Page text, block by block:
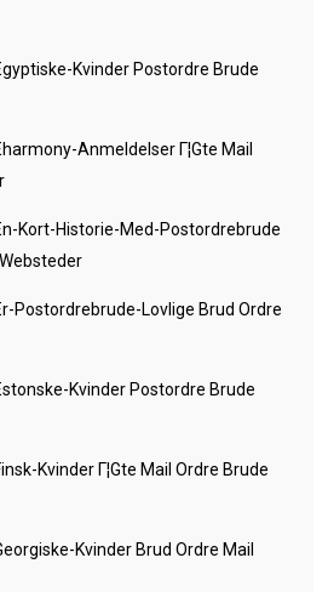
Kvinder Postordre Brude
Anmeldelser Г¦gte Mail
Kort-Historie-Med-Postordrebrude
Postordrebrude-Lovlige Brud Ordre
Kvinder Postordre Brude
Kvinder Г¦gte Mail Ordre Brude
Kvinder Brud Ordre Mail